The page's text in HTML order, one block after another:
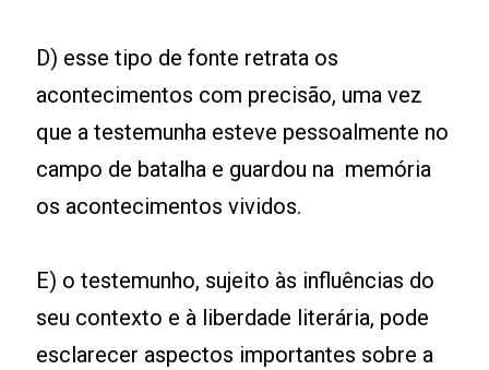
D) esse tipo de fonte retrata os
acontecimentos com precisão, uma vez
que a testemunha esteve pessoalmente no
campo de batalha e guardou na memória
os acontecimentos vividos.
E) o testemunho, sujeito às influências do
seu contexto e à liberdade literária, pode
esclarecer aspectos importantes sobre a